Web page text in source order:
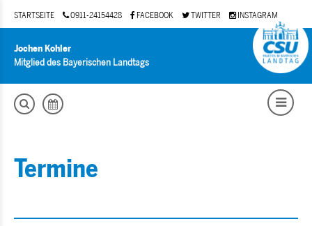
STARTSEITE 0911-24154428 FACEBOOK TWITTER INSTAGRAM
Jochen Kohler
Mitglied des Bayerischen Landtags
Termine